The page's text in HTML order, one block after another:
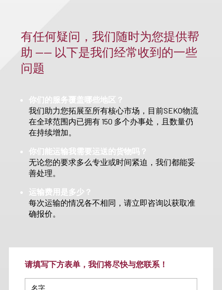
有任何疑问，我们随时为您提供帮
助 —— 以下是我们经常收到的一些
问题
你们的服务覆盖哪些地区？
我们助力您拓展至所有核心市场，目前SEKO物流
在全球范围内已拥有 150 多个办事处，且数量仍
在持续增加。
你们能运输我需要运送的货物吗？
无论您的要求多么专业或时间紧迫，我们都能妥
善处理。
运输费用是多少？
每次运输的情况各不相同，请立即咨询以获取准
确报价。
请填写下方表单，我们将尽快与您联系！